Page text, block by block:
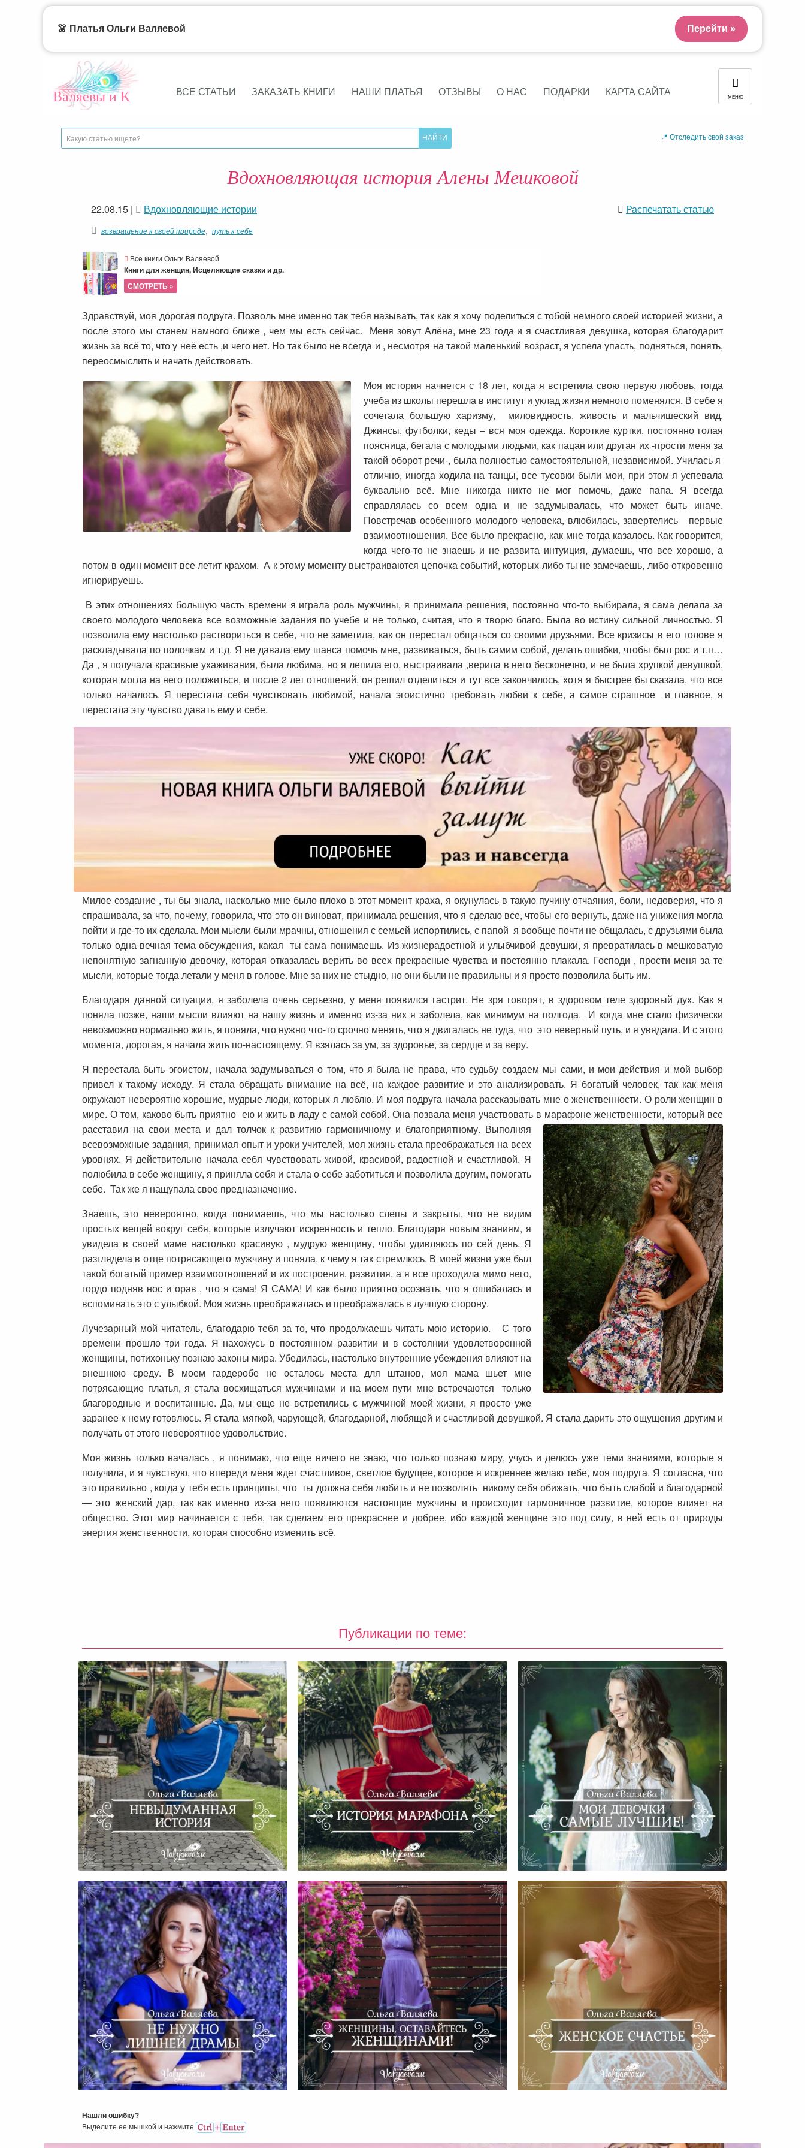
Валяевы и К ВСЕ СТАТЬИ ЗАКАЗАТЬ КНИГИ НАШИ ПЛАТЬЯ ОТЗЫВЫ О НАС ПОДАРКИ КАРТА САЙТА МЕНЮ
📍 Отследить свой заказ
Вдохновляющая история Алены Мешковой
22.08.15 | Вдохновляющие истории
возвращение к своей природе, путь к себе
Распечатать статью
Все книги Ольги Валяевой
Книги для женщин, Исцеляющие сказки и др.
СМОТРЕТЬ »
Здравствуй, моя дорогая подруга. Позволь мне именно так тебя называть, так как я хочу поделиться с тобой немного своей историей жизни, а
после этого мы станем намного ближе , чем мы есть сейчас. Меня зовут Алёна, мне 23 года и я счастливая девушка, которая благодарит
жизнь за всё то, что у неё есть ,и чего нет. Но так было не всегда и , несмотря на такой маленький возраст, я успела упасть, подняться, понять,
переосмыслить и начать действовать.
Моя история начнется с 18 лет, когда я встретила свою первую любовь, тогда
учеба из школы перешла в институт и уклад жизни немного поменялся. В себе я
сочетала большую харизму, миловидность, живость и мальчишеский вид.
Джинсы, футболки, кеды – вся моя одежда. Короткие куртки, постоянно голая
поясница, бегала с молодыми людьми, как пацан или друган их -прости меня за
такой оборот речи-, была полностью самостоятельной, независимой. Училась я
отлично, иногда ходила на танцы, все тусовки были мои, при этом я успевала
буквально всё. Мне никогда никто не мог помочь, даже папа. Я всегда
справлялась со всем одна и не задумывалась, что может быть иначе.
Повстречав особенного молодого человека, влюбилась, завертелись первые
взаимоотношения. Все было прекрасно, как мне тогда казалось. Как говорится,
когда чего-то не знаешь и не развита интуиция, думаешь, что все хорошо, а
потом в один момент все летит крахом. А к этому моменту выстраиваются цепочка событий, которых либо ты не замечаешь, либо откровенно
игнорируешь.
В этих отношениях большую часть времени я играла роль мужчины, я принимала решения, постоянно что-то выбирала, я сама делала за
своего молодого человека все возможные задания по учебе и не только, считая, что я творю благо. Была во истину сильной личностью. Я
позволила ему настолько раствориться в себе, что не заметила, как он перестал общаться со своими друзьями. Все кризисы в его голове я
раскладывала по полочкам и т.д. Я не давала ему шанса помочь мне, развиваться, быть самим собой, делать ошибки, чтобы был рос и т.п…
Да , я получала красивые ухаживания, была любима, но я лепила его, выстраивала ,верила в него бесконечно, и не была хрупкой девушкой,
которая могла на него положиться, и после 2 лет отношений, он решил отделиться и тут все закончилось, хотя я быстрее бы сказала, что все
только началось. Я перестала себя чувствовать любимой, начала эгоистично требовать любви к себе, а самое страшное и главное, я
перестала эту чувство давать ему и себе.
Милое создание , ты бы знала, насколько мне было плохо в этот момент краха, я окунулась в такую пучину отчаяния, боли, недоверия, что я
спрашивала, за что, почему, говорила, что это он виноват, принимала решения, что я сделаю все, чтобы его вернуть, даже на унижения могла
пойти и где-то их сделала. Мои мысли были мрачны, отношения с семьей испортились, с папой я вообще почти не общалась, с друзьями была
только одна вечная тема обсуждения, какая ты сама понимаешь. Из жизнерадостной и улыбчивой девушки, я превратилась в мешковатую
непонятную загнанную девочку, которая отказалась верить во всех прекрасные чувства и постоянно плакала. Господи , прости меня за те
мысли, которые тогда летали у меня в голове. Мне за них не стыдно, но они были не правильны и я просто позволила быть им.
Благодаря данной ситуации, я заболела очень серьезно, у меня появился гастрит. Не зря говорят, в здоровом теле здоровый дух. Как я
поняла позже, наши мысли влияют на нашу жизнь и именно из-за них я заболела, как минимум на полгода. И когда мне стало физически
невозможно нормально жить, я поняла, что нужно что-то срочно менять, что я двигалась не туда, что это неверный путь, и я увядала. И с этого
момента, дорогая, я начала жить по-настоящему. Я взялась за ум, за здоровье, за сердце и за веру.
Я перестала быть эгоистом, начала задумываться о том, что я была не права, что судьбу создаем мы сами, и мои действия и мой выбор
привел к такому исходу. Я стала обращать внимание на всё, на каждое развитие и это анализировать. Я богатый человек, так как меня
окружают невероятно хорошие, мудрые люди, которых я люблю. И моя подруга начала рассказывать мне о женственности. О роли женщин в
мире. О том, каково быть приятно ею и жить в ладу с самой собой. Она позвала меня участвовать в марафоне женственности, который все
расставил на свои места и дал толчок к развитию гармоничному и благоприятному. Выполняя
всевозможные задания, принимая опыт и уроки учителей, моя жизнь стала преображаться на всех
уровнях. Я действительно начала себя чувствовать живой, красивой, радостной и счастливой. Я
полюбила в себе женщину, я приняла себя и стала о себе заботиться и позволила другим, помогать
себе. Так же я нащупала свое предназначение.
Знаешь, это невероятно, когда понимаешь, что мы настолько слепы и закрыты, что не видим
простых вещей вокруг себя, которые излучают искренность и тепло. Благодаря новым знаниям, я
увидела в своей маме настолько красивую , мудрую женщину, чтобы удивляюсь по сей день. Я
разглядела в отце потрясающего мужчину и поняла, к чему я так стремлюсь. В моей жизни уже был
такой богатый пример взаимоотношений и их построения, развития, а я все проходила мимо него,
гордо подняв нос и орав , что я сама! Я САМА! И как было приятно осознать, что я ошибалась и
вспоминать это с улыбкой. Моя жизнь преображалась и преображалась в лучшую сторону.
Лучезарный мой читатель, благодарю тебя за то, что продолжаешь читать мою историю. С того
времени прошло три года. Я нахожусь в постоянном развитии и в состоянии удовлетворенной
женщины, потихоньку познаю законы мира. Убедилась, настолько внутренние убеждения влияют на
внешнюю среду. В моем гардеробе не осталось места для штанов, моя мама шьет мне
потрясающие платья, я стала восхищаться мужчинами и на моем пути мне встречаются только
благородные и воспитанные. Да, мы еще не встретились с мужчиной моей жизни, я просто уже
заранее к нему готовлюсь. Я стала мягкой, чарующей, благодарной, любящей и счастливой девушкой. Я стала дарить это ощущения другим и
получать от этого невероятное удовольствие.
Моя жизнь только началась , я понимаю, что еще ничего не знаю, что только познаю миру, учусь и делюсь уже теми знаниями, которые я
получила, и я чувствую, что впереди меня ждет счастливое, светлое будущее, которое я искреннее желаю тебе, моя подруга. Я согласна, что
это правильно , когда у тебя есть принципы, что ты должна себя любить и не позволять никому себя обижать, что быть слабой и благодарной
— это женский дар, так как именно из-за него появляются настоящие мужчины и происходит гармоничное развитие, которое влияет на
общество. Этот мир начинается с тебя, так сделаем его прекраснее и добрее, ибо каждой женщине это под силу, в ней есть от природы
энергия женственности, которая способно изменить всё.
Публикации по теме:
Невыдуманная История История Марафона Мои Девочки Самые Лучшие!
Не Нужно Лишней Драмы
Женщины, Оставайтесь
Женщинами!
Женское Счастье
Нашли ошибку?
Выделите ее мышкой и нажмитe
👗 Платья Ольги Валяевой Перейти »